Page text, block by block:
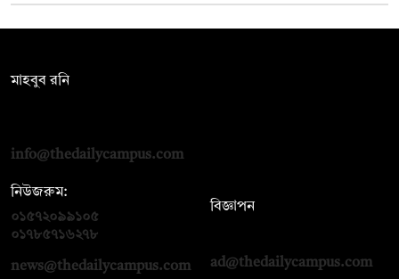
মাহবুব রনি
info@thedailycampus.com
নিউজরুম:
০১৫৭২০৯৯১০৫
০১৭৮৫৭১৬২৭৮
news@thedailycampus.com
বিজ্ঞাপন
ad@thedailycampus.com